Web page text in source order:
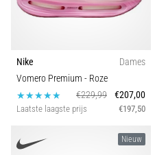
Nike
Dames
Vomero Premium - Roze
€229,99
€207,00
Laatste laagste prijs €197,50
Nieuw